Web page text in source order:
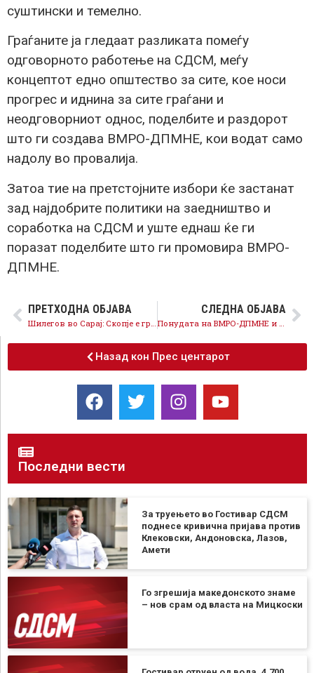
суштински и темелно.
Граѓаните ја гледаат разликата помеѓу
одговорното работење на СДСМ, меѓу
концептот едно општество за сите, кое носи
прогрес и иднина за сите граѓани и
неодговорниот однос, поделбите и раздорот
што ги создава ВМРО-ДПМНЕ, кои водат само
надолу во провалија.
Затоа тие на претстојните избори ќе застанат
зад најдобрите политики на заедништво и
соработка на СДСМ и уште еднаш ќе ги
поразат поделбите што ги промовира ВМРО-
ДПМНЕ.
ПРЕТХОДНА ОБЈАВА СЛЕДНА ОБЈАВА
Назад кон Прес центарот
Последни вести
За труењето во Гостивар СДСМ
поднесе кривична пријава против
Клековски, Андоновска, Лазов,
Амети
Го згрешија македонското знаме
– нов срам од власта на Мицкоски